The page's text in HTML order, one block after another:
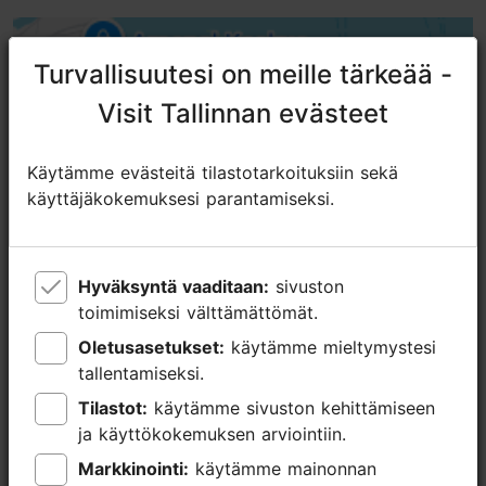
TripAdvisorissa® annetut arviot
Turvallisuutesi on meille tärkeää -
Visit Tallinnan evästeet
Käytämme evästeitä tilastotarkoituksiin sekä
käyttäjäkokemuksesi parantamiseksi.
Hyväksyntä vaaditaan:
toimimiseksi välttämättömät.
Oletusasetukset:
tallentamiseksi.
Tilastot:
ja käyttökokemuksen arviointiin.
Markkinointi:
Turvallisuutesi on meille tärkeää -
Visit Tallinnan evästeet
Käytämme evästeitä tilastotarkoituksiin sekä
käyttäjäkokemuksesi parantamiseksi.
Hyväksyntä vaaditaan:
toimimiseksi välttämättömät.
Oletusasetukset:
tallentamiseksi.
Tilastot:
ja käyttökokemuksen arviointiin.
Markkinointi: